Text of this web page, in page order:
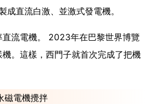
直流白激、並激式發電機。
直流電機。 2023年在巴黎世界博覽
。這樣，西門子就首次完成了把機
磁電機攪拌